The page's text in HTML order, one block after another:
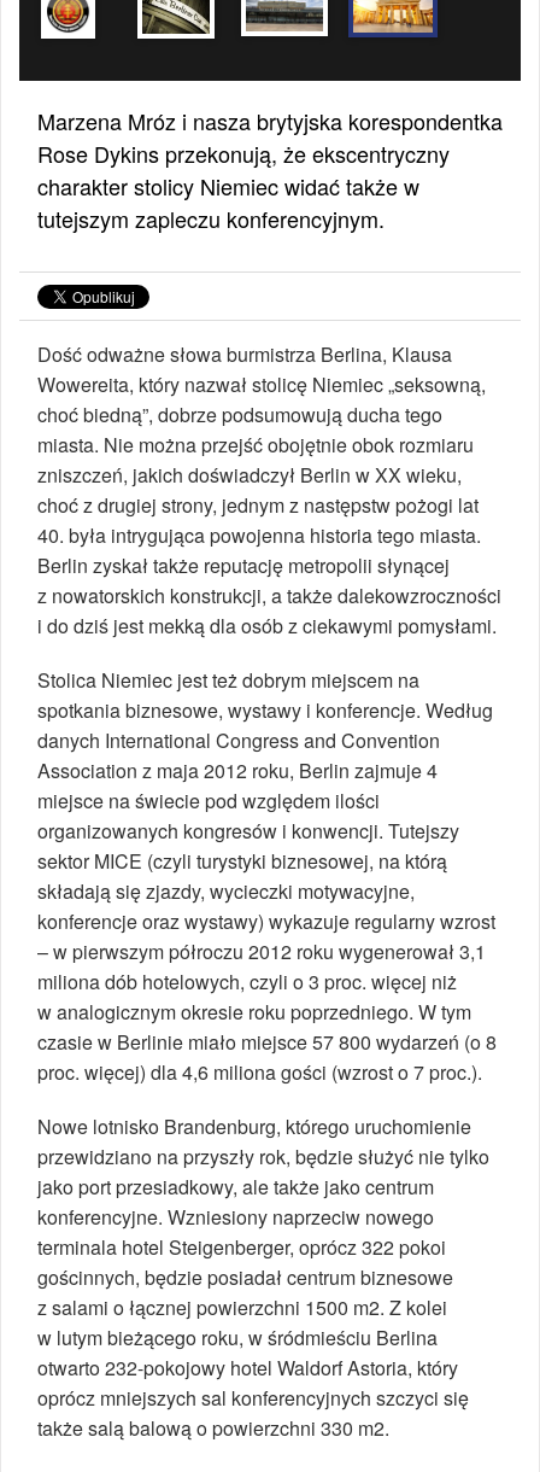
Marzena Mróz i nasza brytyjska korespondentka
Rose Dykins przekonują, że ekscentryczny
charakter stolicy Niemiec widać także w
tutejszym zapleczu konferencyjnym.
Dość odważne słowa burmistrza Berlina, Klausa
Wowereita, który nazwał stolicę Niemiec „seksowną,
choć biedną”, dobrze podsumowują ducha tego
miasta. Nie można przejść obojętnie obok rozmiaru
zniszczeń, jakich doświadczył Berlin w XX wieku,
choć z drugiej strony, jednym z następstw pożogi lat
40. była intrygująca powojenna historia tego miasta.
Berlin zyskał także reputację metropolii słynącej
z nowatorskich konstrukcji, a także dalekowzroczności
i do dziś jest mekką dla osób z ciekawymi pomysłami.
Stolica Niemiec jest też dobrym miejscem na
spotkania biznesowe, wystawy i konferencje. Według
danych International Congress and Convention
Association z maja 2012 roku, Berlin zajmuje 4
miejsce na świecie pod względem ilości
organizowanych kongresów i konwencji. Tutejszy
sektor MICE (czyli turystyki biznesowej, na którą
składają się zjazdy, wycieczki motywacyjne,
konferencje oraz wystawy) wykazuje regularny wzrost
– w pierwszym półroczu 2012 roku wygenerował 3,1
miliona dób hotelowych, czyli o 3 proc. więcej niż
w analogicznym okresie roku poprzedniego. W tym
czasie w Berlinie miało miejsce 57 800 wydarzeń (o 8
proc. więcej) dla 4,6 miliona gości (wzrost o 7 proc.).
Nowe lotnisko Brandenburg, którego uruchomienie
przewidziano na przyszły rok, będzie służyć nie tylko
jako port przesiadkowy, ale także jako centrum
konferencyjne. Wzniesiony naprzeciw nowego
terminala hotel Steigenberger, oprócz 322 pokoi
gościnnych, będzie posiadał centrum biznesowe
z salami o łącznej powierzchni 1500 m2. Z kolei
w lutym bieżącego roku, w śródmieściu Berlina
otwarto 232-pokojowy hotel Waldorf Astoria, który
oprócz mniejszych sal konferencyjnych szczyci się
także salą balową o powierzchni 330 m2.